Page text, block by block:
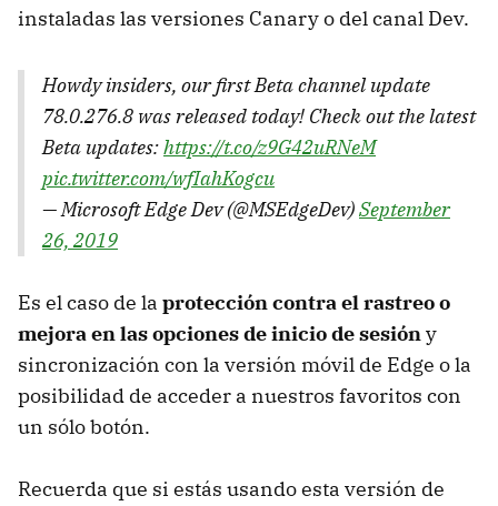
instaladas las versiones Canary o del canal Dev.
Howdy insiders, our first Beta channel update
78.0.276.8 was released today! Check out the latest
Beta updates:https://t.co/z9G42uRNeM
pic.twitter.com/wfIahKogcu
— Microsoft Edge Dev (@MSEdgeDev)September
26, 2019
Es el caso de la protección contra el rastreo o
mejora en las opciones de inicio de sesióny
sincronización con la versión móvil de Edge o la
posibilidad de acceder a nuestros favoritos con
un sólo botón.
Recuerda que si estás usando esta versión de